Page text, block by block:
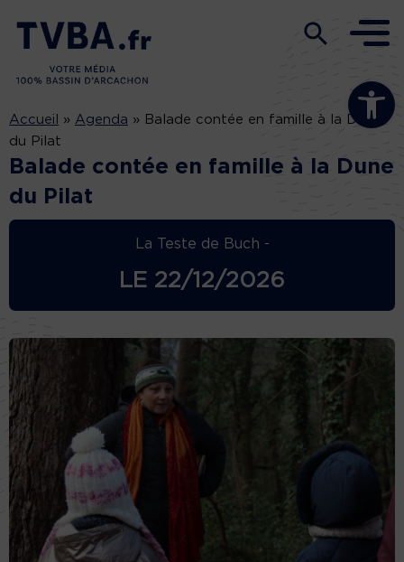
Ouvrir la
Accueil » Agenda » Balade contée en famille à la Dune
du Pilat
Balade contée en famille à la Dune
du Pilat
La Teste de Buch -
LE 22/12/2026